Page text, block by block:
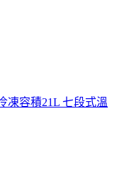
凍容積21L 七段式溫